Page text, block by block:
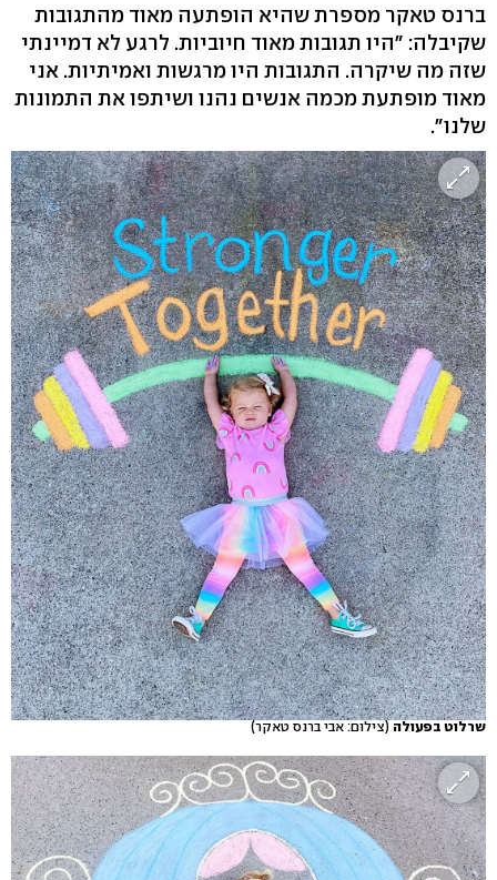
ברנס טאקר מספרת שהיא הופתעה מאוד מהתגובות
שקיבלה: "היו תגובות מאוד חיוביות. לרגע לא דמיינתי
שזה מה שיקרה. התגובות היו מרגשות ואמיתיות. אני
מאוד מופתעת מכמה אנשים נהנו ושיתפו את התמונות
שלנו".
שרלוט בפעולה (צילום: אבי ברנס טאקר)